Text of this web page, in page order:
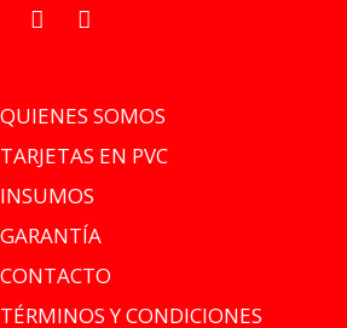
QUIENES SOMOS
TARJETAS EN PVC
INSUMOS
GARANTÍA
CONTACTO
TÉRMINOS Y CONDICIONES